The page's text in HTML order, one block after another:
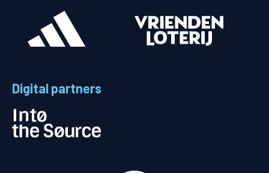
Digital partners